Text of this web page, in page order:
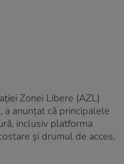
Zonei Libere (AZL)
a anunțat că principalele
inclusiv platforma
și drumul de acces,